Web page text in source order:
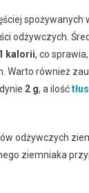
spożywanych
odżywczych.
kalorii, co
Warto również
2 g, a ilość
odżywczych
ziemniaka